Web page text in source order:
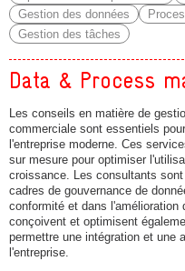
Gestion des données
Gestion des tâches
Data & Process
Les conseils en matière de
commerciale sont essentiels
l'entreprise moderne. Ces
sur mesure pour optimiser
croissance. Les consultants
cadres de gouvernance de
conformité et dans
conçoivent et optimisent
permettre une intégration et une
l'entreprise.